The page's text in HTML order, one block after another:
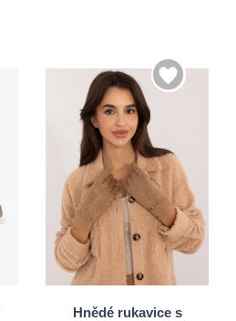
Hnědé rukavice s
S/M
L/XL